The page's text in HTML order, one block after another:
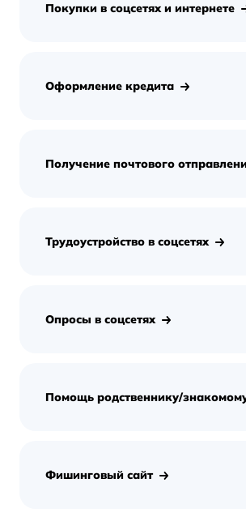
Покупки в соцсетях и интернете
Оформление кредита
Получение почтового
Трудоустройство в соцсетях
Опросы в соцсетях
Помощь родственнику/
Фишинговый сайт